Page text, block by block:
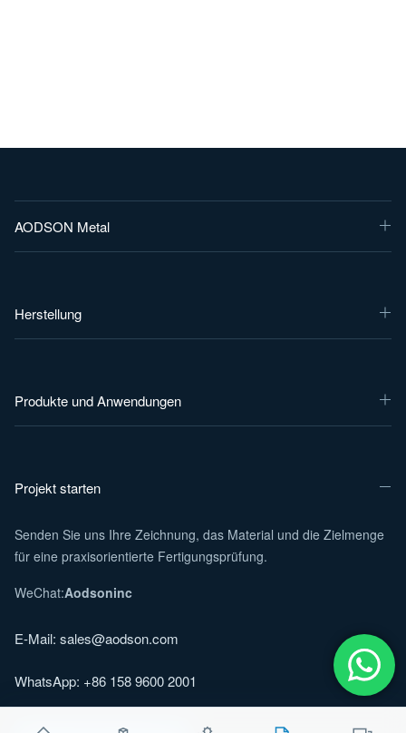
AODSON Metal
Herstellung
Produkte und Anwendungen
Projekt starten
Senden Sie uns Ihre Zeichnung, das Material und die Zielmenge
für eine praxisorientierte Fertigungsprüfung.
WeChat:Aodsoninc
E-Mail: sales@aodson.com
WhatsApp: +86 158 9600 2001